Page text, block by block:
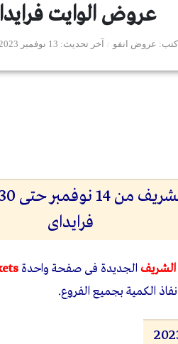
عروض الوايت
كتب عروض انفو آخر تحديث 13 نوفمبر 2023 - 10:50م
فرايداى
الشريف الجديدة فى صفحة واحدة